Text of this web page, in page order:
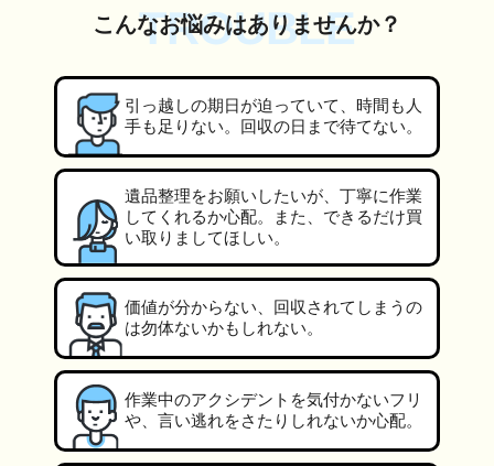
TROUBLE
こんなお悩みはありませんか？
引っ越しの期日が迫っていて、時間も人
手も足りない。回収の日まで待てない。
遺品整理をお願いしたいが、丁寧に作業
してくれるか心配。また、できるだけ買
い取りましてほしい。
価値が分からない、回収されてしまうの
は勿体ないかもしれない。
作業中のアクシデントを気付かないフリ
や、言い逃れをさたりしれないか心配。